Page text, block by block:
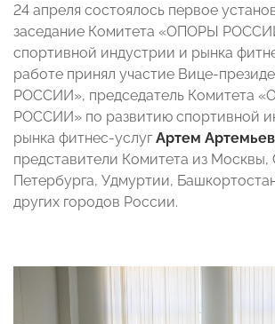
24 апреля состоялось первое
заседание Комитета «ОПОРЫ
спортивной индустрии и рынка
работе принял участие Вице-
РОССИИ», председатель Комитета
РОССИИ» по развитию спортивной
рынка фитнес-услуг Артем Артемьев
представители Комитета из Москвы,
Петербурга, Удмуртии,
других городов России.